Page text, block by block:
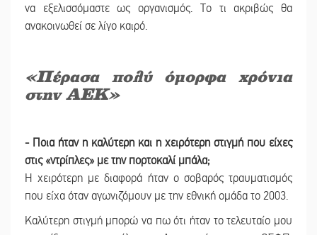
να εξελισσόμαστε ως οργανισμός. Το τι ακριβώς θα
ανακοινωθεί σε λίγο καιρό.
«Πέρασα πολύ όμορφα χρόνια
στην ΑΕΚ»
- Ποια ήταν η καλύτερη και η χειρότερη στιγμή που είχες
στις «ντρίπλες» με την πορτοκαλί μπάλα;
Η χειρότερη με διαφορά ήταν ο σοβαρός τραυματισμός
που είχα όταν αγωνιζόμουν με την εθνική ομάδα το 2003.
Καλύτερη στιγμή μπορώ να πω ότι ήταν το τελευταίο μου